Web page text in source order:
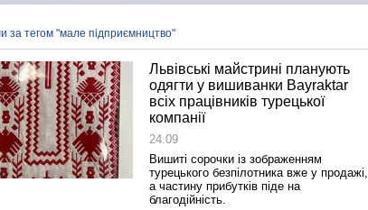
за тегом "мале підприємництво"
Львівські майстрині планують
одягти у вишиванки Bayraktar
всіх працівників турецької
компанії
24.09
Вишиті сорочки із зображенням
турецького безпілотника вже у продажі,
а частину прибутків піде на
благодійність.